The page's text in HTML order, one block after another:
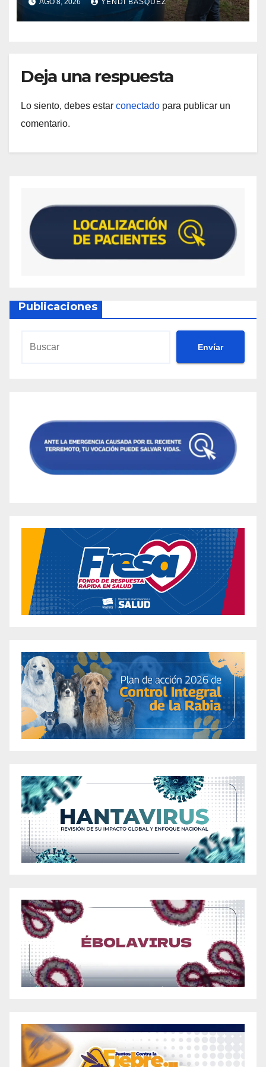
Guárico
AGO 8, 2026 YENDI BASQUEZ
Deja una respuesta
Lo siento, debes estar conectado para publicar un
comentario.
Publicaciones
Envíar